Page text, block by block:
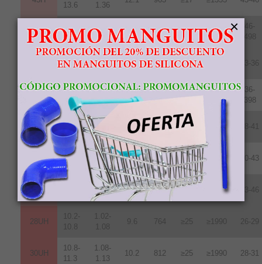
13.6
1.36
48H
13.7-
14.3
1.37-
1.43
12.5 995 ≥17 ≥1353
46-
498
11.7-
12.2
1.17-
1.22
11.0 876 ≥20 33-36
38SH
12.2-
12.5
1.22-
1.25
11.4 ≥20
36-
398
40SH
12.5-
12.8
1.24-
1.28
11.8 939 ≥20 ≥1592 38-41
42SH
12.8-
13.2
1.289-
1.32
12.4 987 ≥20 ≥1592 40-43
45SH
1.32-
1.38
12.6 1003 ≥1592 43-46
28UH
10.2-
10.8
1.02-
1.08
9.6 764 ≥25 ≥1990 26-29
30UH
10.8-
11.3
1.08-
1.13
10.2 812 ≥25 ≥1990 28-31
×